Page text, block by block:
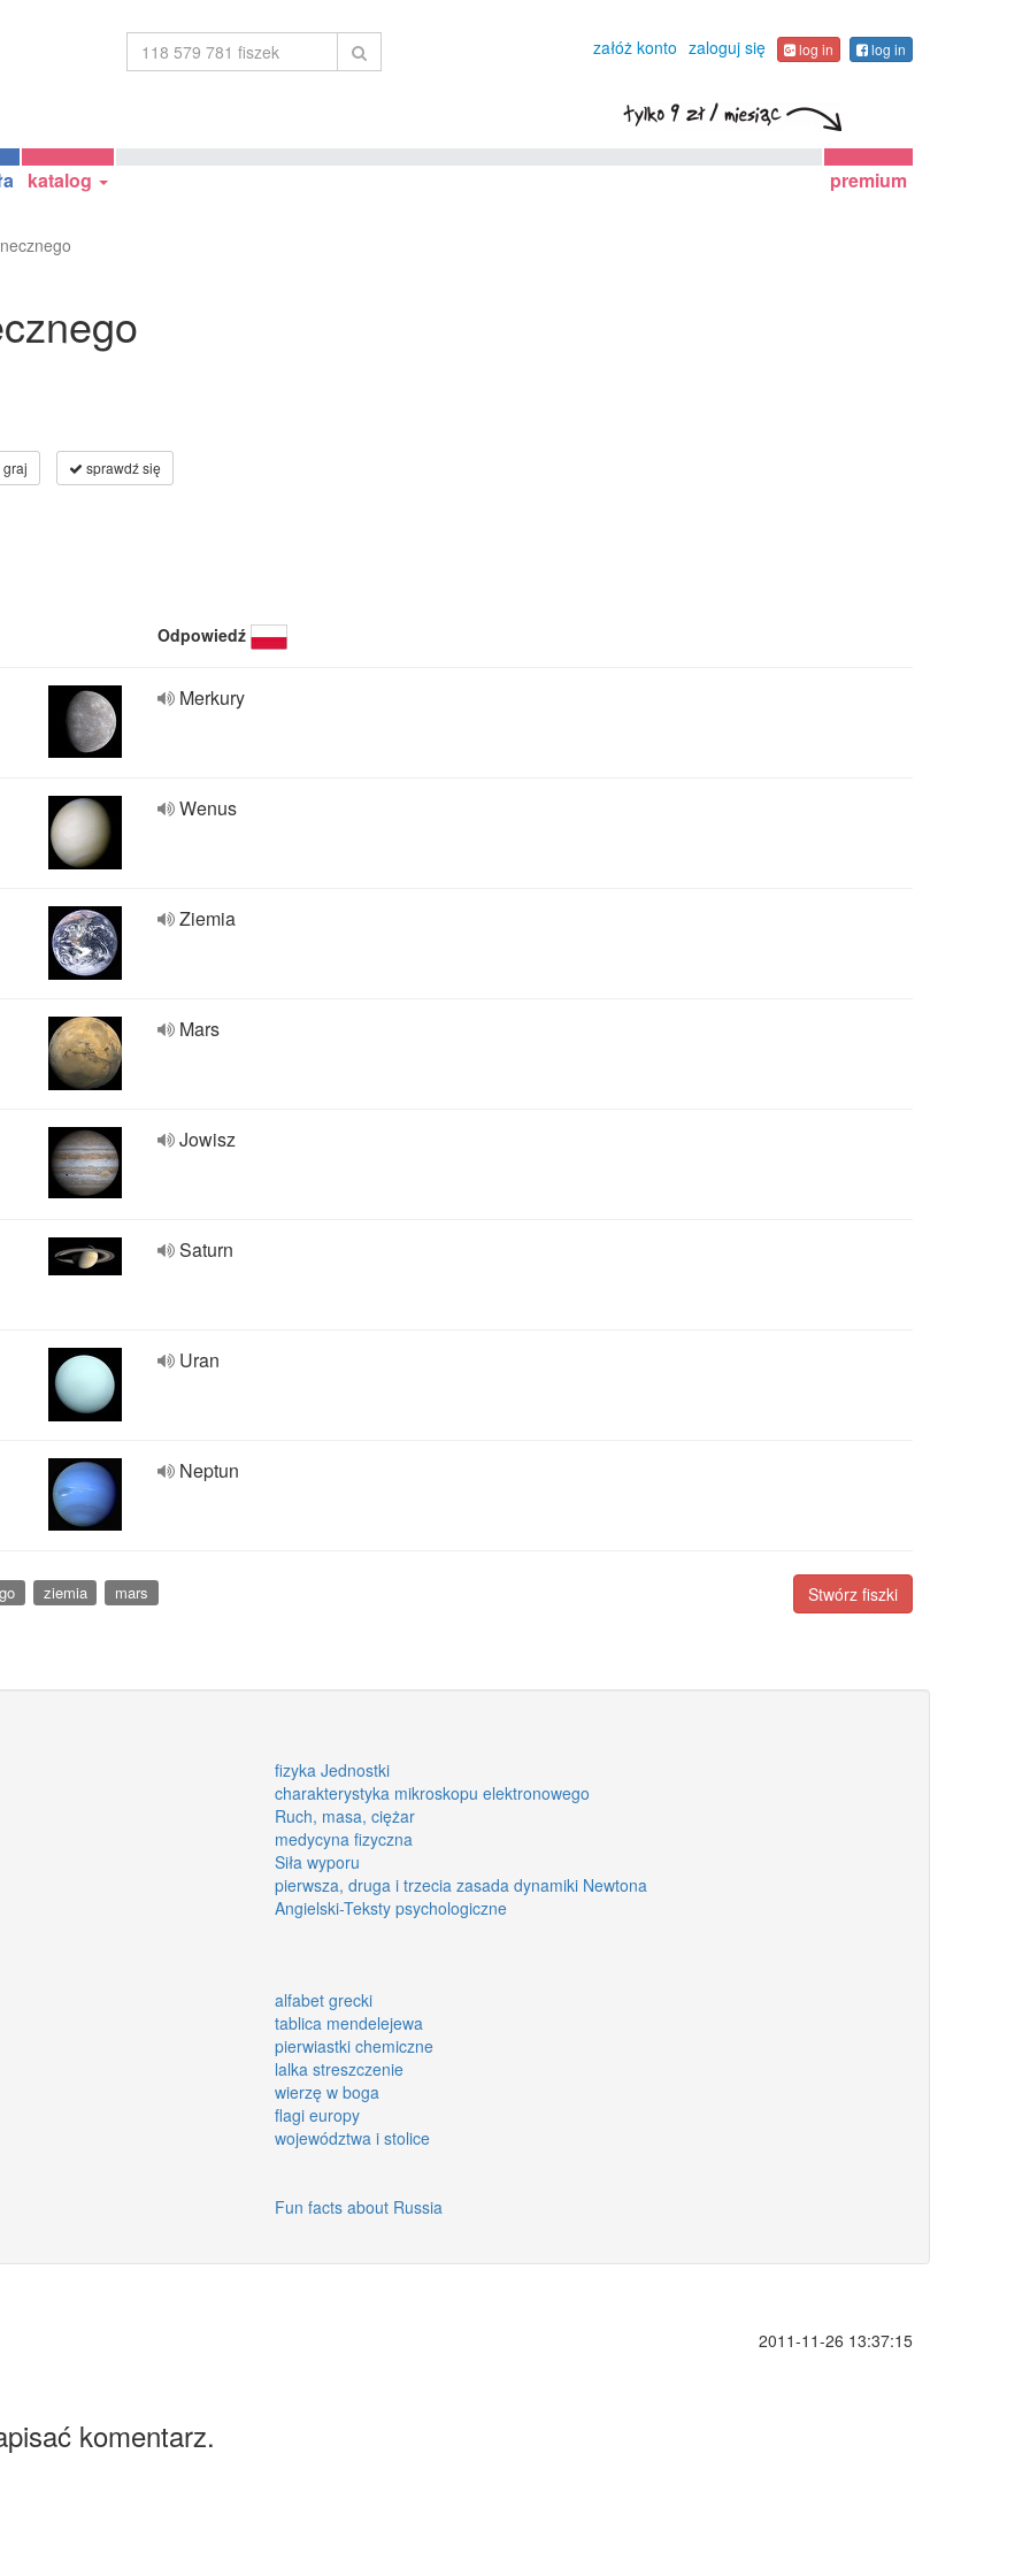
załóż konto zaloguj się log in log in
katalog premium
graj sprawdź się
Odpowiedź
Merkury
Wenus
Ziemia
Mars
Jowisz
Saturn
Uran
Neptun
Stwórz fiszki
ziemia mars
fizyka Jednostki
charakterystyka mikroskopu elektronowego
Ruch, masa, ciężar
medycyna fizyczna
Siła wyporu
pierwsza, druga i trzecia zasada dynamiki Newtona
Angielski-Teksty psychologiczne
alfabet grecki
tablica mendelejewa
pierwiastki chemiczne
lalka streszczenie
wierzę w boga
flagi europy
województwa i stolice
Fun facts about Russia
2011-11-26 13:37:15
komentarz.